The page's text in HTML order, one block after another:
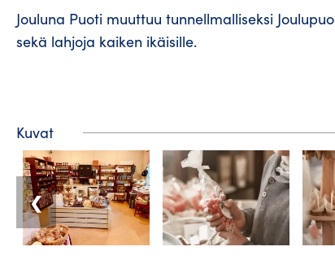
Jouluna Puoti muuttuu tunnellmalliseksi
sekä lahjoja kaiken ikäisille.
Kuvat
❮